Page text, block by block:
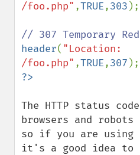
/foo.php" ,TRUE,303 );
header( "Location:
/foo.php" ,TRUE,307
The HTTP status
browsers and
so if you are using
it's a good idea to